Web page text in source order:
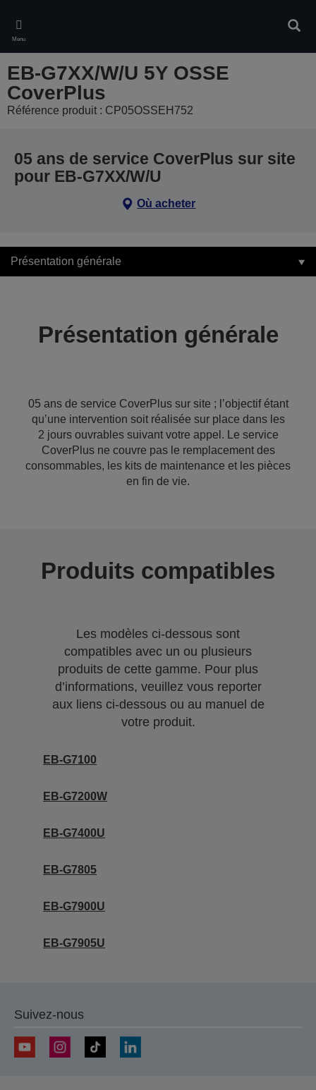
main
content
Menu
EB-G7XX/W/U 5Y OSSE
CoverPlus
Référence produit : CP05OSSEH752
05 ans de service CoverPlus sur site
pour EB-G7XX/W/U
Où acheter
Présentation générale
Présentation générale
05 ans de service CoverPlus sur site ; l’objectif étant
qu’une intervention soit réalisée sur place dans les
2 jours ouvrables suivant votre appel. Le service
CoverPlus ne couvre pas le remplacement des
consommables, les kits de maintenance et les pièces
en fin de vie.
Produits compatibles
Les modèles ci-dessous sont
compatibles avec un ou plusieurs
produits de cette gamme. Pour plus
d’informations, veuillez vous reporter
aux liens ci-dessous ou au manuel de
votre produit.
EB-G7100
EB-G7200W
EB-G7400U
EB-G7805
EB-G7900U
EB-G7905U
Suivez-nous